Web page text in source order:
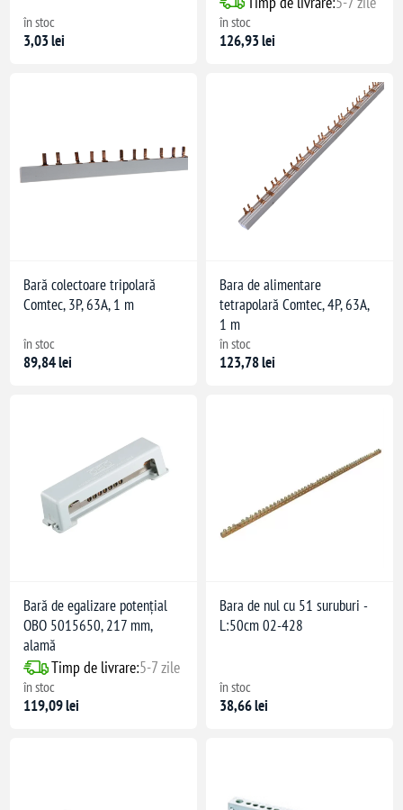
în stoc
3,03 lei
în stoc
126,93 lei
Bară colectoare tripolară
Comtec, 3P, 63A, 1 m
în stoc
89,84 lei
Bara de alimentare
tetrapolară Comtec, 4P, 63A,
1 m
în stoc
123,78 lei
Bară de egalizare potențial
OBO 5015650, 217 mm,
alamă
Timp de livrare:5-7 zile
în stoc
119,09 lei
Bara de nul cu 51 suruburi -
L:50cm 02-428
în stoc
38,66 lei